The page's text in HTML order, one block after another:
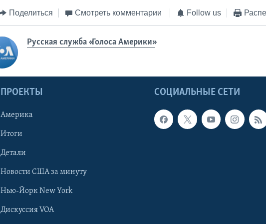
Поделиться Смотреть комментарии Follow us
Русская служба «Голоса Америки»
СОЦИАЛЬНЫЕ СЕТИ
ПРОЕКТЫ
Америка
Итоги
Детали
Новости США за минуту
Нью-Йорк New York
Дискуссия VOA